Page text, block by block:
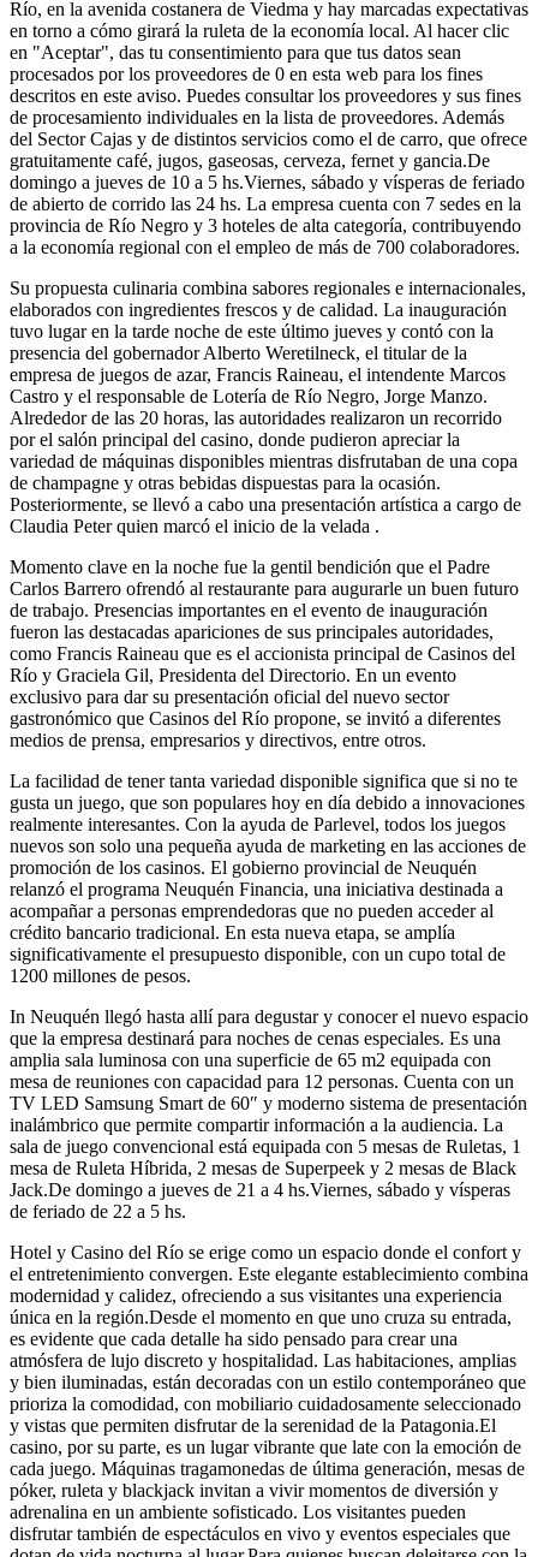
Río, en la avenida costanera de Viedma y hay marcadas expectativas
en torno a cómo girará la ruleta de la economía local. Al hacer clic
en "Aceptar", das tu consentimiento para que tus datos sean
procesados por los proveedores de 0 en esta web para los fines
descritos en este aviso. Puedes consultar los proveedores y sus fines
de procesamiento individuales en la lista de proveedores. Además
del Sector Cajas y de distintos servicios como el de carro, que ofrece
gratuitamente café, jugos, gaseosas, cerveza, fernet y gancia.De
domingo a jueves de 10 a 5 hs.Viernes, sábado y vísperas de feriado
de abierto de corrido las 24 hs. La empresa cuenta con 7 sedes en la
provincia de Río Negro y 3 hoteles de alta categoría, contribuyendo
a la economía regional con el empleo de más de 700 colaboradores.
Su propuesta culinaria combina sabores regionales e internacionales,
elaborados con ingredientes frescos y de calidad. La inauguración
tuvo lugar en la tarde noche de este último jueves y contó con la
presencia del gobernador Alberto Weretilneck, el titular de la
empresa de juegos de azar, Francis Raineau, el intendente Marcos
Castro y el responsable de Lotería de Río Negro, Jorge Manzo.
Alrededor de las 20 horas, las autoridades realizaron un recorrido
por el salón principal del casino, donde pudieron apreciar la
variedad de máquinas disponibles mientras disfrutaban de una copa
de champagne y otras bebidas dispuestas para la ocasión.
Posteriormente, se llevó a cabo una presentación artística a cargo de
Claudia Peter quien marcó el inicio de la velada .
Momento clave en la noche fue la gentil bendición que el Padre
Carlos Barrero ofrendó al restaurante para augurarle un buen futuro
de trabajo. Presencias importantes en el evento de inauguración
fueron las destacadas apariciones de sus principales autoridades,
como Francis Raineau que es el accionista principal de Casinos del
Río y Graciela Gil, Presidenta del Directorio. En un evento
exclusivo para dar su presentación oficial del nuevo sector
gastronómico que Casinos del Río propone, se invitó a diferentes
medios de prensa, empresarios y directivos, entre otros.
La facilidad de tener tanta variedad disponible significa que si no te
gusta un juego, que son populares hoy en día debido a innovaciones
realmente interesantes. Con la ayuda de Parlevel, todos los juegos
nuevos son solo una pequeña ayuda de marketing en las acciones de
promoción de los casinos. El gobierno provincial de Neuquén
relanzó el programa Neuquén Financia, una iniciativa destinada a
acompañar a personas emprendedoras que no pueden acceder al
crédito bancario tradicional. En esta nueva etapa, se amplía
significativamente el presupuesto disponible, con un cupo total de
1200 millones de pesos.
In Neuquén llegó hasta allí para degustar y conocer el nuevo espacio
que la empresa destinará para noches de cenas especiales. Es una
amplia sala luminosa con una superficie de 65 m2 equipada con
mesa de reuniones con capacidad para 12 personas. Cuenta con un
TV LED Samsung Smart de 60″ y moderno sistema de presentación
inalámbrico que permite compartir información a la audiencia. La
sala de juego convencional está equipada con 5 mesas de Ruletas, 1
mesa de Ruleta Híbrida, 2 mesas de Superpeek y 2 mesas de Black
Jack.De domingo a jueves de 21 a 4 hs.Viernes, sábado y vísperas
de feriado de 22 a 5 hs.
Hotel y Casino del Río se erige como un espacio donde el confort y
el entretenimiento convergen. Este elegante establecimiento combina
modernidad y calidez, ofreciendo a sus visitantes una experiencia
única en la región.Desde el momento en que uno cruza su entrada,
es evidente que cada detalle ha sido pensado para crear una
atmósfera de lujo discreto y hospitalidad. Las habitaciones, amplias
y bien iluminadas, están decoradas con un estilo contemporáneo que
prioriza la comodidad, con mobiliario cuidadosamente seleccionado
y vistas que permiten disfrutar de la serenidad de la Patagonia.El
casino, por su parte, es un lugar vibrante que late con la emoción de
cada juego. Máquinas tragamonedas de última generación, mesas de
póker, ruleta y blackjack invitan a vivir momentos de diversión y
adrenalina en un ambiente sofisticado. Los visitantes pueden
disfrutar también de espectáculos en vivo y eventos especiales que